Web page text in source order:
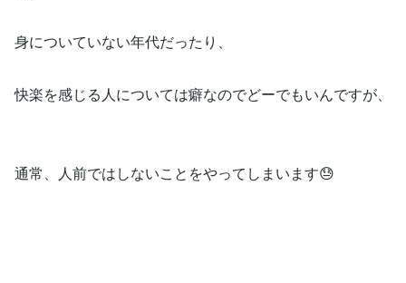
身についていない年代だったり、
快楽を感じる人については癖なのでどーでもいんですが、
通常、人前ではしないことをやってしまいます😓